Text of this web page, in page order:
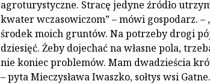
agroturystyczne. Stracę jedyne źródło
kwater wczasowiczom” – mówi gospodarz.
środek moich gruntów. Na potrzeby drogi
dziesięć. Żeby dojechać na własne pola,
nie koniec problemów. Mam dwadzieścia
– pyta Mieczysława Iwaszko, sołtys wsi Gatne.